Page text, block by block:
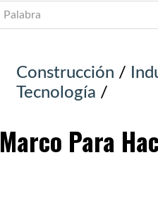
Construcción /
Tecnología /
Marco Para